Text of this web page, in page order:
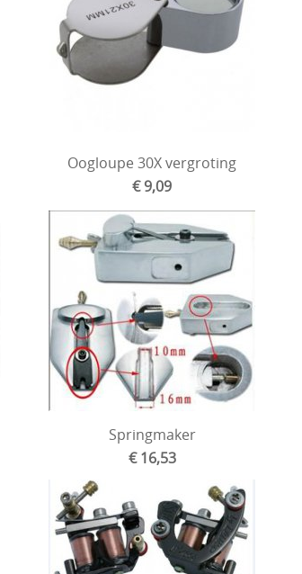
Oogloupe 30X vergroting
€ 9,09
Springmaker
€ 16,53